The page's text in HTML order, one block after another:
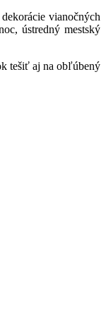
vianočných
ústredný mestský
tešiť aj na obľúbený